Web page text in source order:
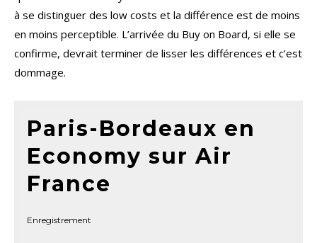
à se distinguer des low costs et la différence est de moins
en moins perceptible. L’arrivée du Buy on Board, si elle se
confirme, devrait terminer de lisser les différences et c’est
dommage.
Paris-Bordeaux en
Economy sur Air
France
Enregistrement